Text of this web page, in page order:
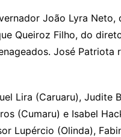
João Lyra Neto,
Queiroz Filho, do
José Patriota
Lira (Caruaru), Judite
(Cumaru) e Isabel
Lupércio (Olinda),